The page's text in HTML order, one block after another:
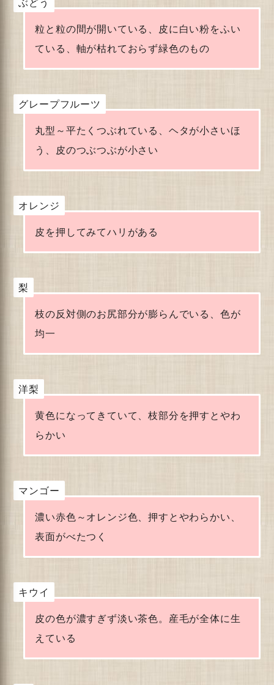
粒と粒の間が開いている、皮に白い粉をふい
ている、軸が枯れておらず緑色のもの
グレープフルーツ
丸型～平たくつぶれている、ヘタが小さいほ
う、皮のつぶつぶが小さい
オレンジ
皮を押してみてハリがある
梨
枝の反対側のお尻部分が膨らんでいる、色が
均一
洋梨
黄色になってきていて、枝部分を押すとやわ
らかい
マンゴー
濃い赤色～オレンジ色、押すとやわらかい、
表面がべたつく
キウイ
皮の色が濃すぎず淡い茶色。産毛が全体に生
えている